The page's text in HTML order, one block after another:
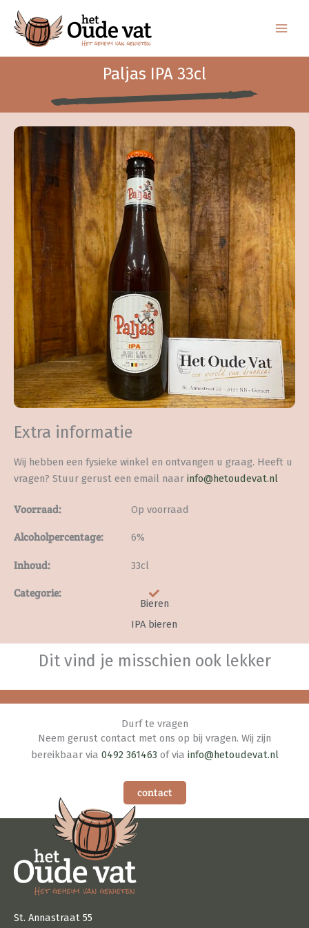
naar
inhoud
Paljas IPA 33cl
Extra informatie
Wij hebben een fysieke winkel en ontvangen u graag. Heeft u
vragen? Stuur gerust een email naar info@hetoudevat.nl
Voorraad: Op voorraad
Alcoholpercentage: 6%
Inhoud: 33cl
Categorie:
Bieren
IPA bieren
Dit vind je misschien ook lekker
Durf te vragen
Neem gerust contact met ons op bij vragen. Wij zijn
bereikbaar via 0492 361463 of via info@hetoudevat.nl
contact
St. Annastraat 55